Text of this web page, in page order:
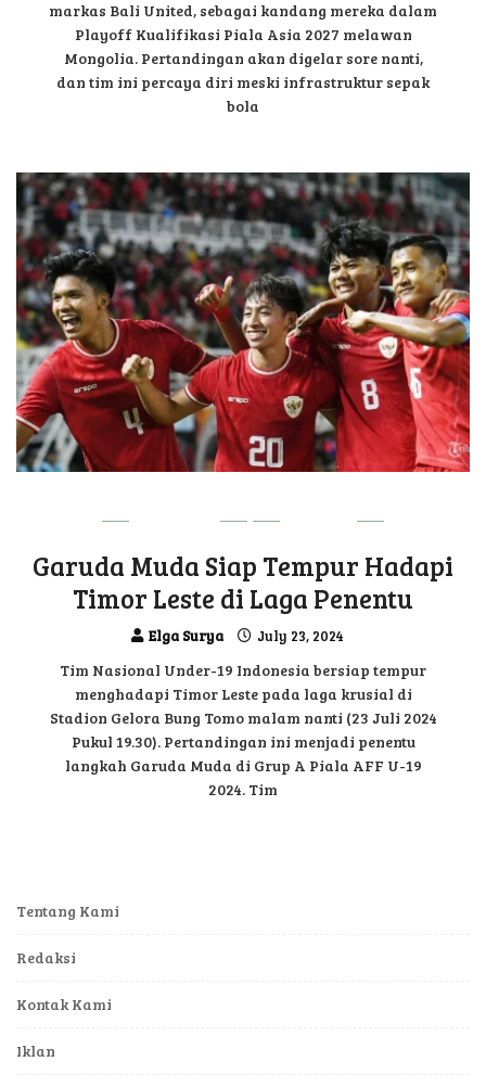
markas Bali United, sebagai kandang mereka dalam
Playoff Kualifikasi Piala Asia 2027 melawan
Mongolia. Pertandingan akan digelar sore nanti,
dan tim ini percaya diri meski infrastruktur sepak
bola
Garuda Muda Siap Tempur Hadapi
Timor Leste di Laga Penentu
Elga Surya July 23, 2024
Tim Nasional Under-19 Indonesia bersiap tempur
menghadapi Timor Leste pada laga krusial di
Stadion Gelora Bung Tomo malam nanti (23 Juli 2024
Pukul 19.30). Pertandingan ini menjadi penentu
langkah Garuda Muda di Grup A Piala AFF U-19
2024. Tim
Tentang Kami
Redaksi
Kontak Kami
Iklan